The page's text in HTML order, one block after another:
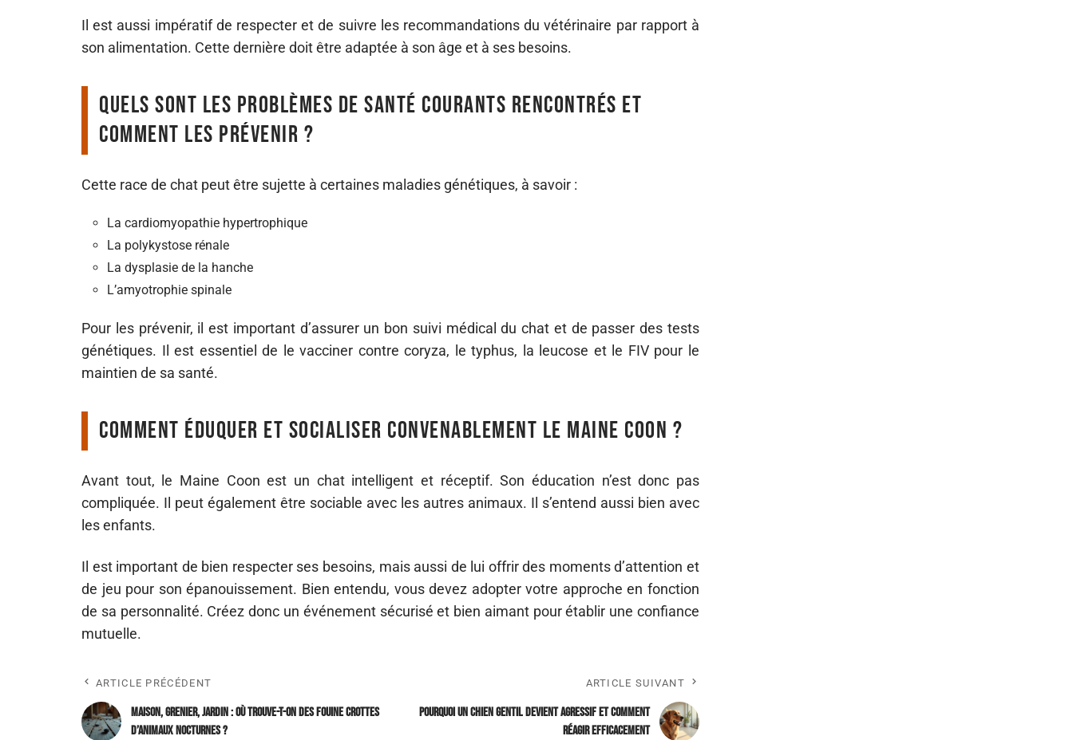
Il est aussi impératif de respecter et de suivre les recommandations du vétérinaire par rapport à
son alimentation. Cette dernière doit être adaptée à son âge et à ses besoins.
Quels sont les problèmes de santé courants rencontrés et
comment les prévenir ?
Cette race de chat peut être sujette à certaines maladies génétiques, à savoir :
La cardiomyopathie hypertrophique
La polykystose rénale
La dysplasie de la hanche
L’amyotrophie spinale
Pour les prévenir, il est important d’assurer un bon suivi médical du chat et de passer des tests
génétiques. Il est essentiel de le vacciner contre coryza, le typhus, la leucose et le FIV pour le
maintien de sa santé.
Comment éduquer et socialiser convenablement le Maine Coon ?
Avant tout, le Maine Coon est un chat intelligent et réceptif. Son éducation n’est donc pas
compliquée. Il peut également être sociable avec les autres animaux. Il s’entend aussi bien avec
les enfants.
Il est important de bien respecter ses besoins, mais aussi de lui offrir des moments d’attention et
de jeu pour son épanouissement. Bien entendu, vous devez adopter votre approche en fonction
de sa personnalité. Créez donc un événement sécurisé et bien aimant pour établir une confiance
mutuelle.
ARTICLE PRÉCÉDENT
Maison, grenier, jardin : où trouve-t-on des fouine crottes
d’Animaux Nocturnes ?
ARTICLE SUIVANT
Pourquoi un chien gentil devient agressif et comment
réagir efficacement